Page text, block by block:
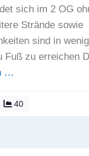
sich im 2 OG
Strände sowie
sind in
Fuß zu erreichen
…
40